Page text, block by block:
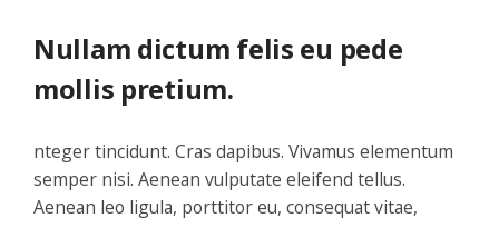
Nullam dictum felis eu pede
mollis pretium.
nteger tincidunt. Cras dapibus. Vivamus elementum
semper nisi. Aenean vulputate eleifend tellus.
Aenean leo ligula, porttitor eu, consequat vitae,